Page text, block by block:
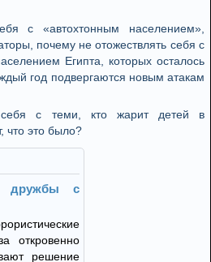
с «автохтонным населением»,
почему не отожествлять себя с
Египта, которых осталось
год подвергаются новым атакам
себя с теми, кто жарит детей в
что это было?
дружбы с
откровенно
решение